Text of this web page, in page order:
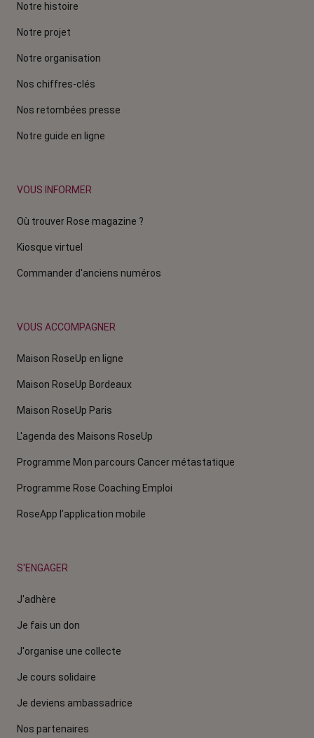
Notre histoire
Notre projet
Notre organisation
Nos chiffres-clés
Nos retombées presse
Notre guide en ligne
VOUS INFORMER
Où trouver Rose magazine ?
Kiosque virtuel
Commander d'anciens numéros
VOUS ACCOMPAGNER
Maison RoseUp en ligne
Maison RoseUp Bordeaux
Maison RoseUp Paris
L'agenda des Maisons RoseUp
Programme Mon parcours Cancer métastatique
Programme Rose Coaching Emploi
RoseApp l’application mobile
S'ENGAGER
J'adhère
Je fais un don
J'organise une collecte
Je cours solidaire
Je deviens ambassadrice
Nos partenaires